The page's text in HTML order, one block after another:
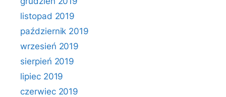
listopad 2019
październik 2019
wrzesień 2019
sierpień 2019
lipiec 2019
czerwiec 2019